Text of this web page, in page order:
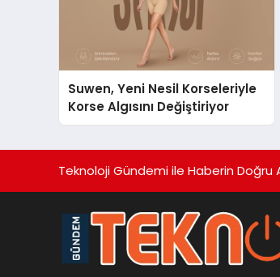
Suwen, Yeni Nesil Korseleriyle
Korse Algısını Değiştiriyor
Teknoloji Gündemi ile Haberin Doğru